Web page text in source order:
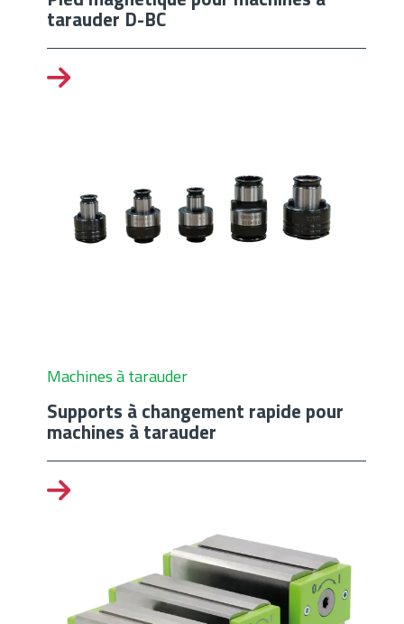
tarauder D-BC
Machines à tarauder
Supports à changement rapide pour
machines à tarauder